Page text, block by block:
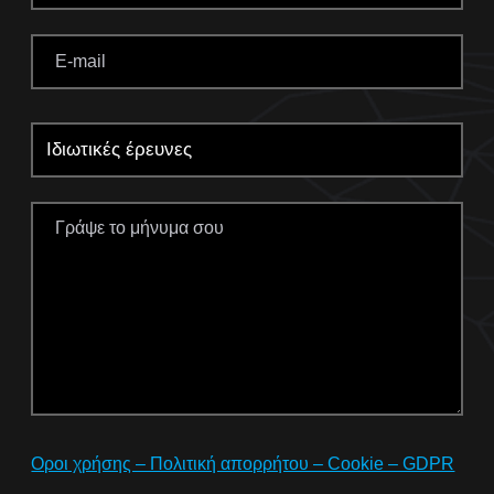
Οροι χρήσης – Πολιτική απορρήτου – Cookie – GDPR